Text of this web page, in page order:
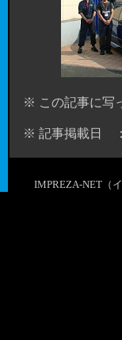
※ この記事に写
※ 記事掲載日
IMPREZA-NET（